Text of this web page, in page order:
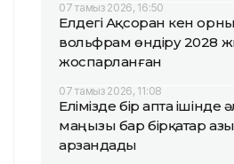
07 тамыз 2026, 16:50
Елдегі Ақсоран кен
вольфрам өндіру 2028
жоспарланған
07 тамыз 2026, 11:08
Елімізде бір апта ішінде
маңызы бар бірқатар
арзандады